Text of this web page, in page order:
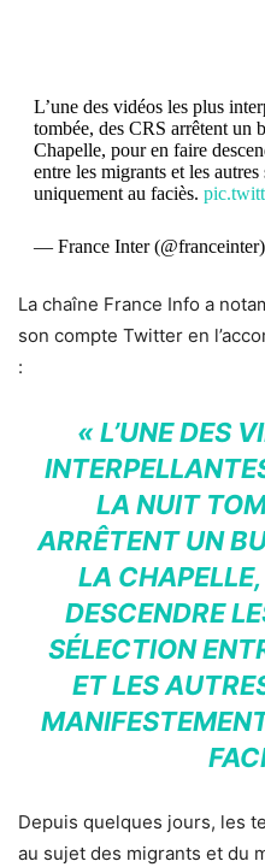
L’une des vidéos les plus
tombée, des CRS arrêtent un
Chapelle, pour en faire
entre les migrants et les
uniquement au faciès.
— France Inter (@franceinter)
La chaîne France Info a
son compte Twitter en
:
« L’UNE DES
LA NUIT
ARRÊTENT UN
LA
DESCENDRE
SÉLECTION
ET LES
Depuis quelques jours, les
au sujet des migrants et du